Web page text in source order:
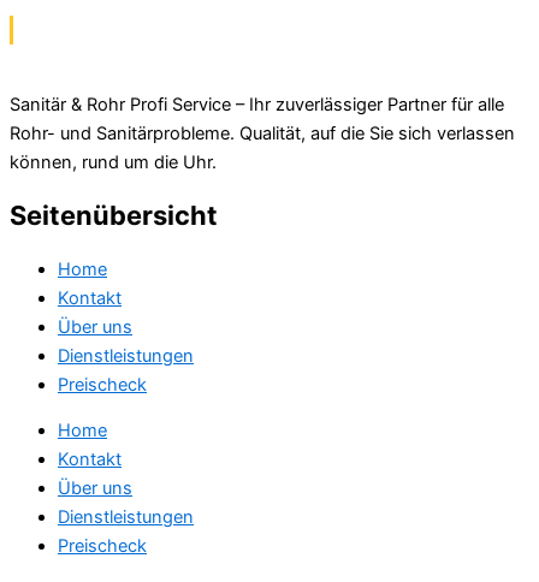
Sanitär & Rohr Profi Service – Ihr zuverlässiger Partner für alle
Rohr- und Sanitärprobleme. Qualität, auf die Sie sich verlassen
können, rund um die Uhr.
Seitenübersicht
Home
Kontakt
Über uns
Dienstleistungen
Preischeck
Home
Kontakt
Über uns
Dienstleistungen
Preischeck